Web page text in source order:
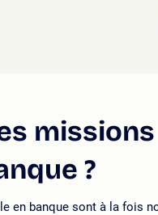
missions
?
en banque sont à la fois